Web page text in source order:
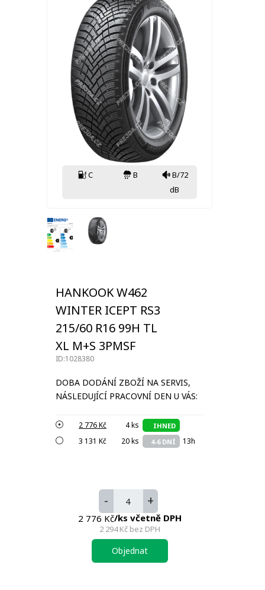
C B
B/72
dB
HANKOOK W462
WINTER ICEPT RS3
215/60 R16 99H TL
XL M+S 3PMSF
ID:1028380
DOBA DODÁNÍ ZBOŽÍ NA SERVIS,
NÁSLEDUJÍCÍ PRACOVNÍ DEN U VÁS:
2 776 Kč 4 ks IHNED
3 131 Kč 20 ks 4-6 DNÍ 13h
- +
2 776 Kč/ks včetně DPH
2 294 Kčbez DPH
Objednat